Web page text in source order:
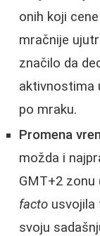
onih koji
mračnije
značilo da
aktivnostima
po mraku.
Promena
možda i
GMT+2 zonu
facto usvojila
svoju